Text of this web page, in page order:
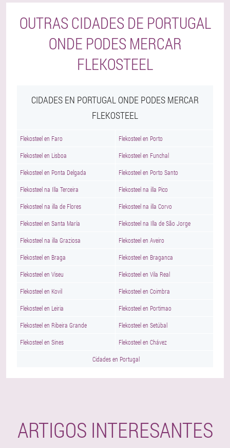
OUTRAS CIDADES DE PORTUGAL
ONDE PODES MERCAR
FLEKOSTEEL
CIDADES EN PORTUGAL ONDE PODES MERCAR
FLEKOSTEEL
Flekosteel en Faro Flekosteel en Porto
Flekosteel en Lisboa Flekosteel en Funchal
Flekosteel en Ponta Delgada Flekosteel en Porto Santo
Flekosteel na Illa Terceira Flekosteel na illa Pico
Flekosteel na illa de Flores Flekosteel na illa Corvo
Flekosteel en Santa María Flekosteel na Illa de São Jorge
Flekosteel na illa Graziosa Flekosteel en Aveiro
Flekosteel en Braga Flekosteel en Braganca
Flekosteel en Viseu Flekosteel en Vila Real
Flekosteel en Kovil Flekosteel en Coimbra
Flekosteel en Leiria Flekosteel en Portimao
Flekosteel en Ribeira Grande Flekosteel en Setúbal
Flekosteel en Sines Flekosteel en Chávez
Cidades en Portugal
ARTIGOS INTERESANTES